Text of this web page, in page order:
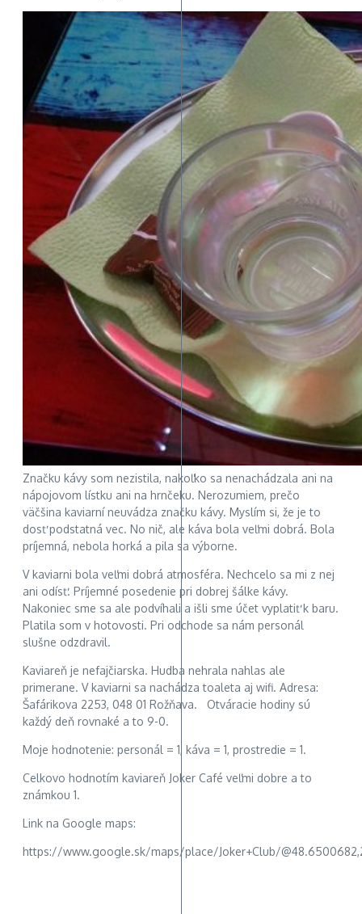
Značku kávy som nezistila, nakoľko sa nenachádzala ani na
nápojovom lístku ani na hrnčeku. Nerozumiem, prečo
väčšina kaviarní neuvádza značku kávy. Myslím si, že je to
dosť podstatná vec. No nič, ale káva bola veľmi dobrá. Bola
príjemná, nebola horká a pila sa výborne.
V kaviarni bola veľmi dobrá atmosféra. Nechcelo sa mi z nej
ani odísť. Príjemné posedenie pri dobrej šálke kávy.
Nakoniec sme sa ale podvíhali a išli sme účet vyplatiť k baru.
Platila som v hotovosti. Pri odchode sa nám personál
slušne odzdravil.
Kaviareň je nefajčiarska. Hudba nehrala nahlas ale
primerane. V kaviarni sa nachádza toaleta aj wifi. Adresa:
Šafárikova 2253, 048 01 Rožňava. Otváracie hodiny sú
každý deň rovnaké a to 9-0.
Moje hodnotenie: personál = 1, káva = 1, prostredie = 1.
Celkovo hodnotím kaviareň Joker Café veľmi dobre a to
známkou 1.
Link na Google maps:
https://www.google.sk/maps/place/Joker+Club/